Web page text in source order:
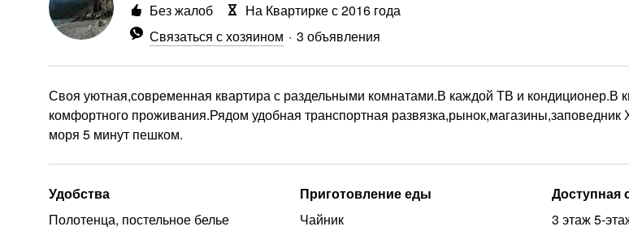
Связаться с хозяином 3 объявления
Без жалоб На Квартирке с 2016 года
Своя уютная,современная квартира с раздельными комнатами.В каждой ТВ и кондиционер.В
комфортного проживания.Рядом удобная транспортная
моря 5 минут пешком.
Удобства
Полотенца, постельное белье
Приготовление еды
Чайник
Доступная
3 этаж 5-